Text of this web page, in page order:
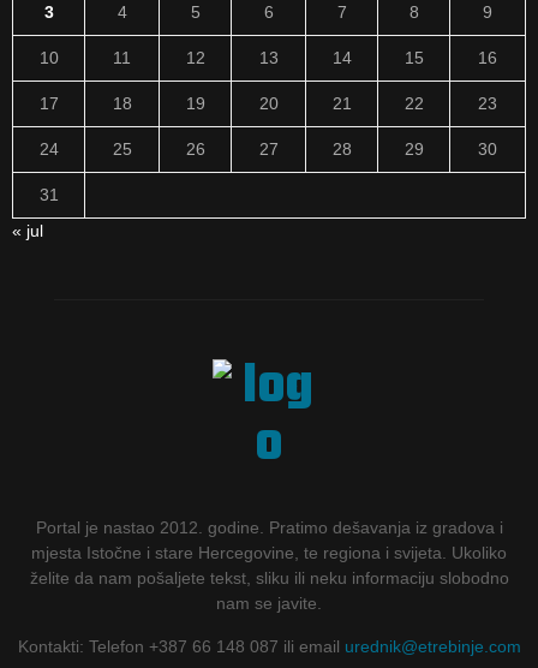
3 4 5 6 7 8 9
10 11 12 13 14 15 16
17 18 19 20 21 22 23
24 25 26 27 28 29 30
31
« jul
Portal je nastao 2012. godine. Pratimo dešavanja iz gradova i
mjesta Istočne i stare Hercegovine, te regiona i svijeta. Ukoliko
želite da nam pošaljete tekst, sliku ili neku informaciju slobodno
nam se javite.
Kontakti: Telefon +387 66 148 087 ili email urednik@etrebinje.com